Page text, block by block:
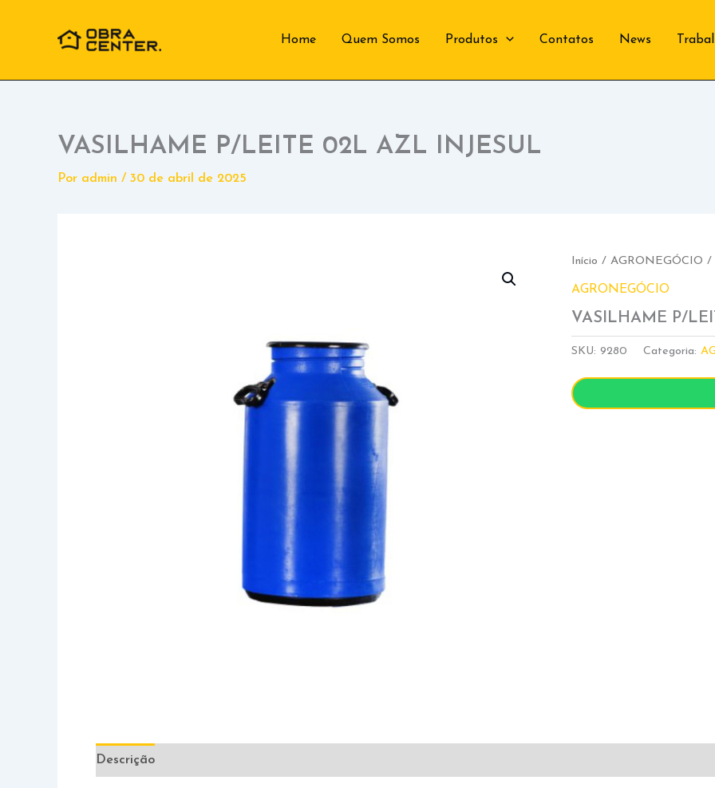
Home Quem Somos Produtos Contatos News
VASILHAME P/LEITE 02L AZL INJESUL
Por admin / 30 de abril de 2025
Início /AGRONEGÓCIO /
AGRONEGÓCIO
VASILHAME P/
SKU:9280 Categoria:
Descrição